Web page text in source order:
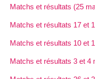
Matchs et résultats (25
Matchs et résultats 17 et
Matchs et résultats 10 et
Matchs et résultats 3 et 4